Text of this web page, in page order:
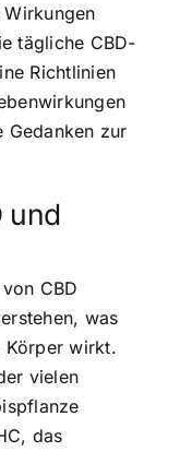
Wirkungen
tägliche CBD-
Richtlinien
Gedanken zur
und
CBD
was
Körper wirkt.
vielen
das